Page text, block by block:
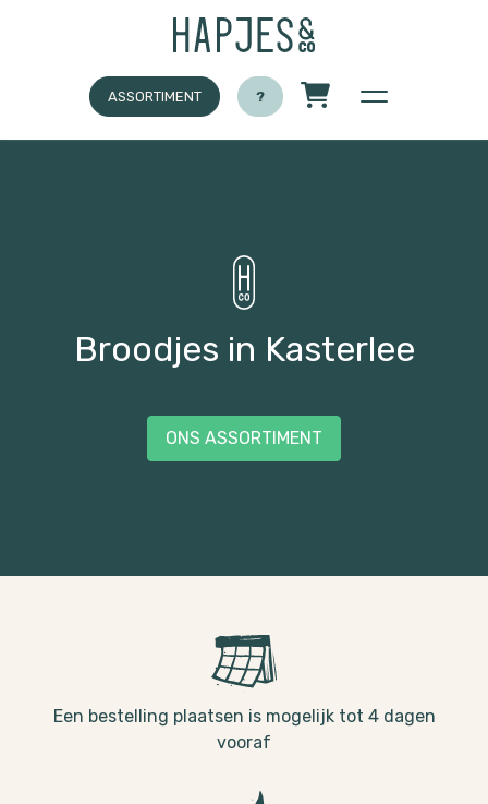
ASSORTIMENT ?
Broodjes in Kasterlee
ONS ASSORTIMENT
Een bestelling plaatsen is mogelijk tot 4 dagen
vooraf